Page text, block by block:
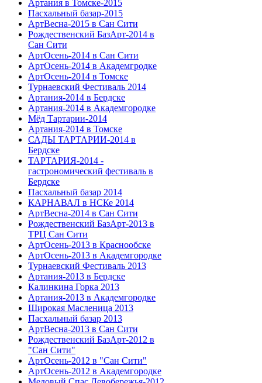
Артания в Томске-2015
Пасхальный базар-2015
АртВесна-2015 в Сан Сити
Рождественский БазАрт-2014 в
Сан Сити
АртОсень-2014 в Сан Сити
АртОсень-2014 в Академгродке
АртОсень-2014 в Томске
Турнаевский Фестиваль 2014
Артания-2014 в Бердске
Артания-2014 в Академгородке
Мёд Тартарии-2014
Артания-2014 в Томске
САДЫ ТАРТАРИИ-2014 в
Бердске
ТАРТАРИЯ-2014 -
гастрономический фестиваль в
Бердске
Пасхальный базар 2014
КАРНАВАЛ в НСКе 2014
АртВесна-2014 в Сан Сити
Рождественский БазАрт-2013 в
ТРЦ Сан Сити
АртОсень-2013 в Краснообске
АртОсень-2013 в Академгородке
Турнаевский Фестиваль 2013
Артания-2013 в Бердске
Калинкина Горка 2013
Артания-2013 в Академгородке
Широкая Масленица 2013
Пасхальный базар 2013
АртВесна-2013 в Сан Сити
Рождественский БазАрт-2012 в
"Сан Сити"
АртОсень-2012 в "Сан Сити"
АртОсень-2012 в Академгородке